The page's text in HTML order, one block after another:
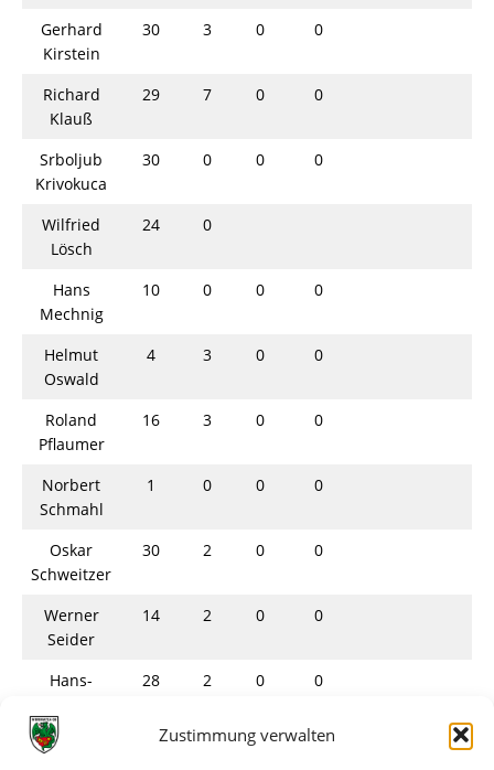
Zustimmung verwalten
Gerhard
Kirstein
30 3 0 0
Richard
Klauß
29 7 0 0
Srboljub
Krivokuca
30 0 0 0
Wilfried
Lösch
24 0
Hans
Mechnig
10 0 0 0
Helmut
Oswald
4 3 0 0
Roland
Pflaumer
16 3 0 0
Norbert
Schmahl
1 0 0 0
Oskar
Schweitzer
30 2 0 0
Werner
Seider
14 2 0 0
Hans-
Steffen
28 2 0 0